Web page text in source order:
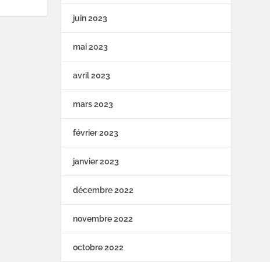
juin 2023
mai 2023
avril 2023
mars 2023
février 2023
janvier 2023
décembre 2022
novembre 2022
octobre 2022